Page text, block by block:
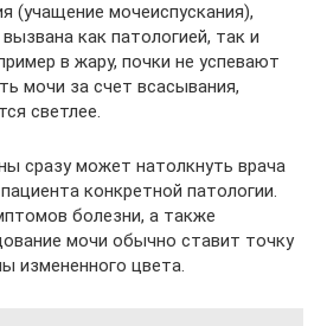
(учащение мочеиспускания),
как патологией, так и
в жару, почки не успевают
мочи за счет всасывания,
светлее.
сразу может натолкнуть врача
конкретной патологии.
болезни, а также
мочи обычно ставит точку
измененного цвета.